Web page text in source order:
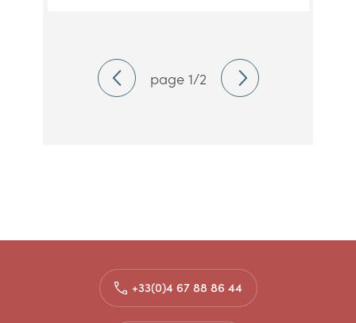
page 1/2
+33(0)4 67 88 86 44